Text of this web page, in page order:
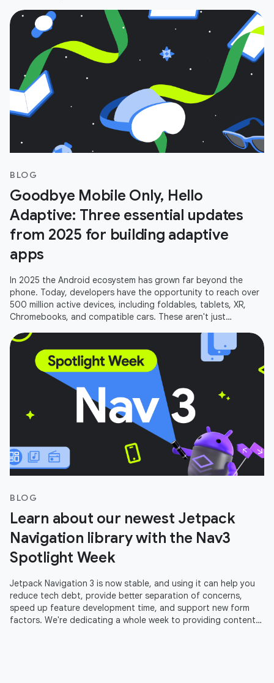
BLOG
Goodbye Mobile Only, Hello
Adaptive: Three essential updates
from 2025 for building adaptive
apps
In 2025 the Android ecosystem has grown far beyond the
phone. Today, developers have the opportunity to reach over
500 million active devices, including foldables, tablets, XR,
Chromebooks, and compatible cars. These aren't just
BLOG
Learn about our newest Jetpack
Navigation library with the Nav3
Spotlight Week
Jetpack Navigation 3 is now stable, and using it can help you
reduce tech debt, provide better separation of concerns,
speed up feature development time, and support new form
factors. We're dedicating a whole week to providing content